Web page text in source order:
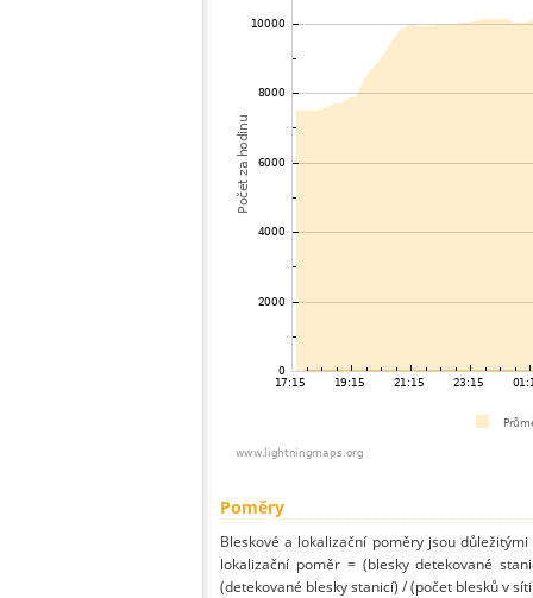
Poměry
Bleskové a lokalizační poměry jsou
lokalizační poměr = (blesky detekované
(detekované blesky stanicí) / (počet blesků v